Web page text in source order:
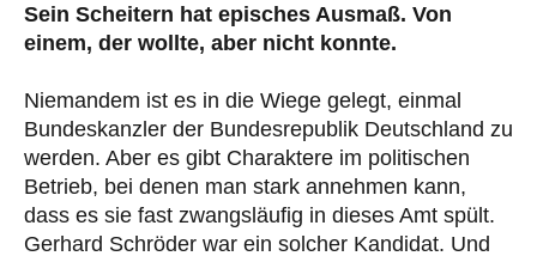
Sein Scheitern hat episches Ausmaß. Von
einem, der wollte, aber nicht konnte.
Niemandem ist es in die Wiege gelegt, einmal
Bundeskanzler der Bundesrepublik Deutschland zu
werden. Aber es gibt Charaktere im politischen
Betrieb, bei denen man stark annehmen kann,
dass es sie fast zwangsläufig in dieses Amt spült.
Gerhard Schröder war ein solcher Kandidat. Und